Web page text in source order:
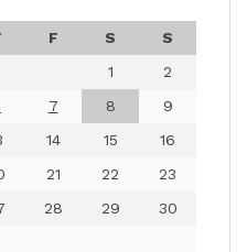
F S
S
1
2
7 8
9
14 15
16
21 22
23
28 29
30